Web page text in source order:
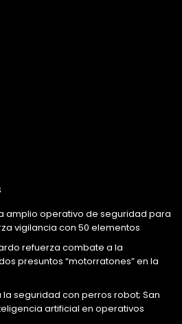
amplio operativo de seguridad para
vigilancia con 50 elementos
refuerza combate a la
presuntos “motorratones” en la
seguridad con perros robot; San
artificial en operativos